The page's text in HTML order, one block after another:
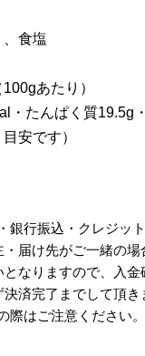
食塩
あたり）
・たんぱく質19.5g
安です）
銀行振込・クレジッ
届け先がご一緒の場
なりますので、入金
済完了までして頂き
際はご注意ください。